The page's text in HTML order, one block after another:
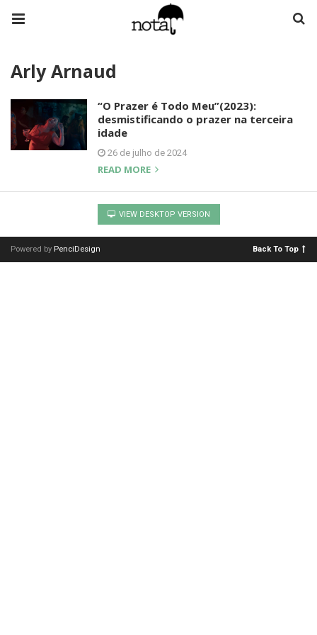
Arly Arnaud
“O Prazer é Todo Meu”(2023):
desmistificando o prazer na terceira
idade
26 de julho de 2024
READ MORE
VIEW DESKTOP VERSION
Powered by PenciDesign Back To Top